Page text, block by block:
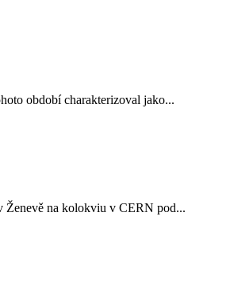
období charakterizoval jako...
Ženevě na kolokviu v CERN pod...